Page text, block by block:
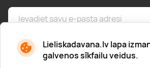
Lieliskadavana.lv lapa
galvenos sīkfailu veidus.
* Esmu iepazinies/usies ar privātuma politiku